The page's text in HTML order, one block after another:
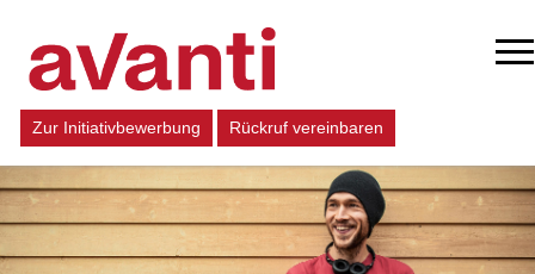
Zur Initiativbewerbung Rückruf vereinbaren